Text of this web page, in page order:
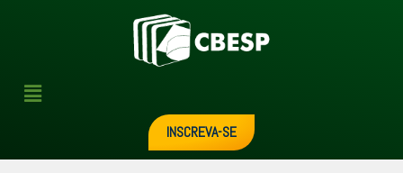
INSCREVA-SE